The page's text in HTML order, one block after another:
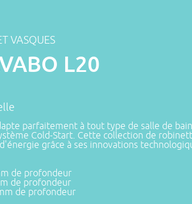
VASQUES
L20
parfaitement à tout type de salle de
Cold-Start. Cette collection de
grâce à ses innovations
de profondeur
de profondeur
de profondeur